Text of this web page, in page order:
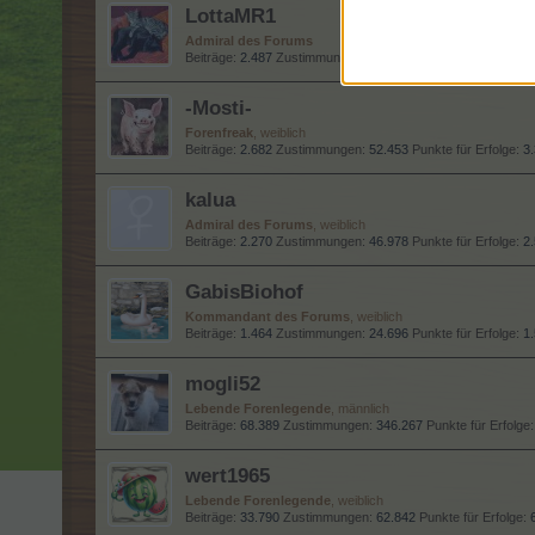
LottaMR1
Admiral des Forums
Beiträge: 2.487 Zustimmungen:
-Mosti-
Forenfreak , weiblich
Beiträge: 2.682 Zustimmungen: 52.453 Punkte für Erfolge:
kalua
Admiral des Forums , weiblich
Beiträge: 2.270 Zustimmungen: 46.978 Punkte für Erfolge:
GabisBiohof
Kommandant des Forums , weiblich
Beiträge: 1.464 Zustimmungen: 24.696 Punkte für Erfolge:
mogli52
Lebende Forenlegende , männlich
Beiträge: 68.389 Zustimmungen: 346.267 Punkte für Erfolge:
wert1965
Lebende Forenlegende , weiblich
Beiträge: 33.790 Zustimmungen: 62.842 Punkte für Erfolge: